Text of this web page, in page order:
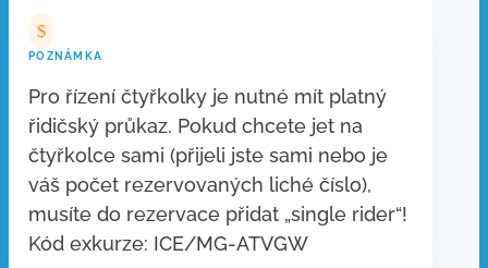
$
POZNÁMKA
Pro řízení čtyřkolky je nutné mít platný
řidičský průkaz. Pokud chcete jet na
čtyřkolce sami (přijeli jste sami nebo je
váš počet rezervovaných liché číslo),
musíte do rezervace přidat „single rider“!
Kód exkurze: ICE/MG-ATVGW